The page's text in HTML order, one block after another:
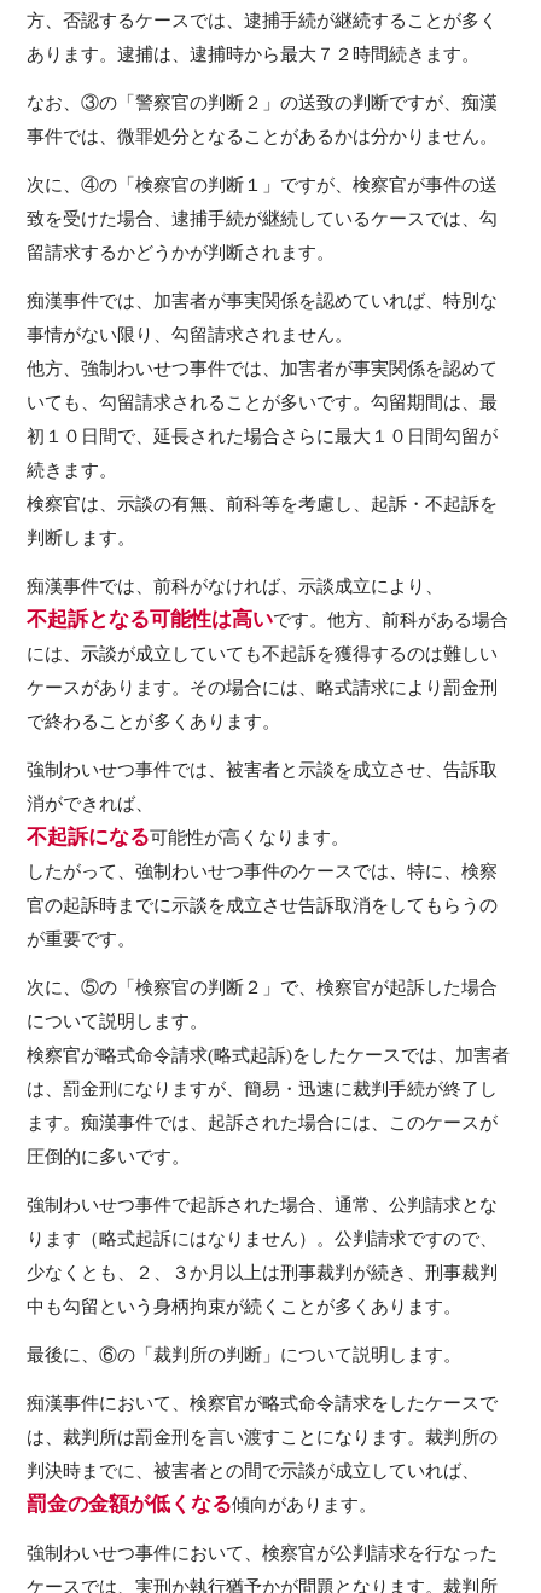
方、否認するケースでは、逮捕手続が継続することが多く
あります。逮捕は、逮捕時から最大７２時間続きます。
なお、③の「警察官の判断２」の送致の判断ですが、痴漢
事件では、微罪処分となることがあるかは分かりません。
次に、④の「検察官の判断１」ですが、検察官が事件の送
致を受けた場合、逮捕手続が継続しているケースでは、勾
留請求するかどうかが判断されます。
痴漢事件では、加害者が事実関係を認めていれば、特別な
事情がない限り、勾留請求されません。
他方、強制わいせつ事件では、加害者が事実関係を認めて
いても、勾留請求されることが多いです。勾留期間は、最
初１０日間で、延長された場合さらに最大１０日間勾留が
続きます。
検察官は、示談の有無、前科等を考慮し、起訴・不起訴を
判断します。
痴漢事件では、前科がなければ、示談成立により、
不起訴となる可能性は高いです。他方、前科がある場合
には、示談が成立していても不起訴を獲得するのは難しい
ケースがあります。その場合には、略式請求により罰金刑
で終わることが多くあります。
強制わいせつ事件では、被害者と示談を成立させ、告訴取
消ができれば、
不起訴になる可能性が高くなります。
したがって、強制わいせつ事件のケースでは、特に、検察
官の起訴時までに示談を成立させ告訴取消をしてもらうの
が重要です。
次に、⑤の「検察官の判断２」で、検察官が起訴した場合
について説明します。
検察官が略式命令請求(略式起訴)をしたケースでは、加害者
は、罰金刑になりますが、簡易・迅速に裁判手続が終了し
ます。痴漢事件では、起訴された場合には、このケースが
圧倒的に多いです。
強制わいせつ事件で起訴された場合、通常、公判請求とな
ります（略式起訴にはなりません）。公判請求ですので、
少なくとも、２、３か月以上は刑事裁判が続き、刑事裁判
中も勾留という身柄拘束が続くことが多くあります。
最後に、⑥の「裁判所の判断」について説明します。
痴漢事件において、検察官が略式命令請求をしたケースで
は、裁判所は罰金刑を言い渡すことになります。裁判所の
判決時までに、被害者との間で示談が成立していれば、
罰金の金額が低くなる傾向があります。
強制わいせつ事件において、検察官が公判請求を行なった
ケースでは、実刑か執行猶予かが問題となります。裁判所